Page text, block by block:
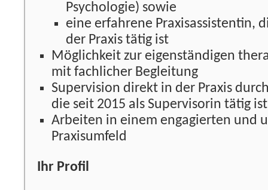
Psychologie) sowie
eine erfahrene Praxisassistentin,
der Praxis tätig ist
Möglichkeit zur eigenständigen
mit fachlicher Begleitung
Supervision direkt in der Praxis
die seit 2015 als Supervisorin tätig ist
Arbeiten in einem engagierten und
Praxisumfeld
Ihr Profil